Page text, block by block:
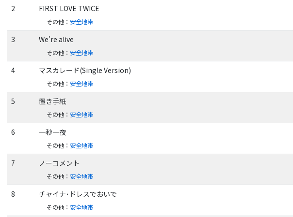
2 FIRST LOVE TWICE
その他 ： 安全地帯
3 We're alive
その他 ： 安全地帯
4 マスカレード(Single Version)
その他 ： 安全地帯
5 置き手紙
その他 ： 安全地帯
6 一秒一夜
その他 ： 安全地帯
7 ノーコメント
その他 ： 安全地帯
8 チャイナ･ドレスでおいで
その他 ： 安全地帯